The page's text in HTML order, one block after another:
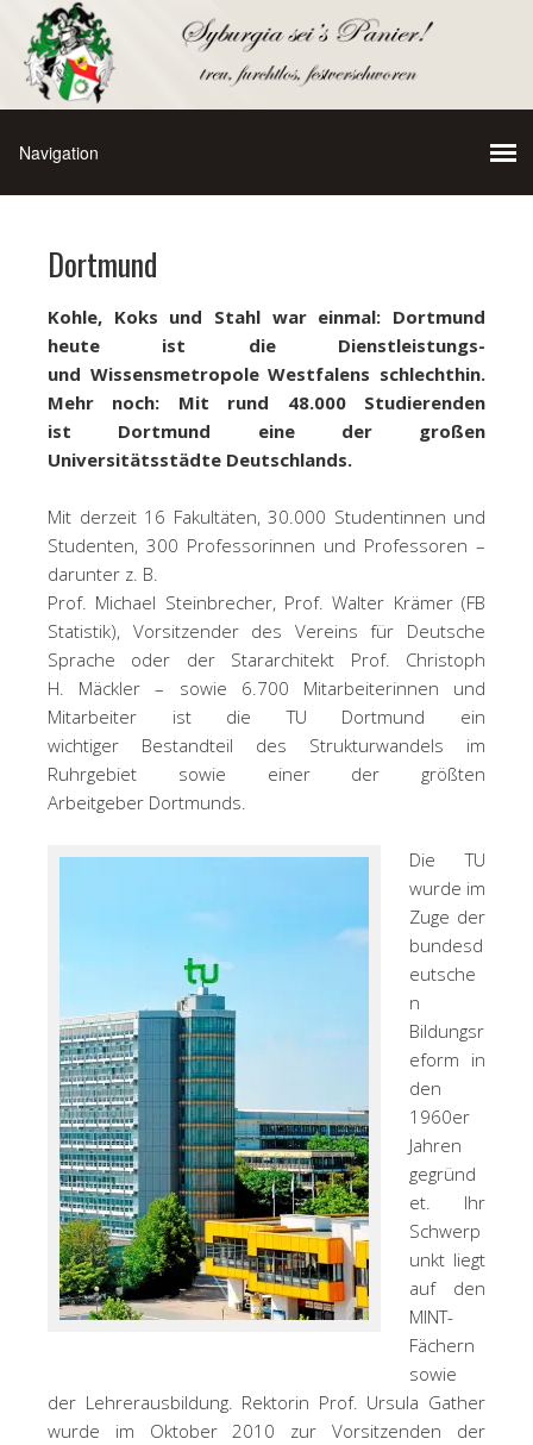
Dortmund
Kohle, Koks und Stahl war einmal: Dortmund
heute ist die Dienstleistungs-
und Wissensmetropole Westfalens schlechthin.
Mehr noch: Mit rund 48.000 Studierenden
ist Dortmund eine der großen
Universitätsstädte Deutschlands.
Mit derzeit 16 Fakultäten, 30.000 Studentinnen und
Studenten, 300 Professorinnen und Professoren –
darunter z. B.
Prof. Michael Steinbrecher, Prof. Walter Krämer (FB
Statistik), Vorsitzender des Vereins für Deutsche
Sprache oder der Stararchitekt Prof. Christoph
H. Mäckler – sowie 6.700 Mitarbeiterinnen und
Mitarbeiter ist die TU Dortmund ein
wichtiger Bestandteil des Strukturwandels im
Ruhrgebiet sowie einer der größten
Arbeitgeber Dortmunds.
Die TU
wurde im
Zuge der
bundesd
eutsche
n
Bildungsr
eform in
den
1960er
Jahren
gegründ
et. Ihr
Schwerp
unkt liegt
auf den
MINT-
Fächern
sowie
der Lehrerausbildung. Rektorin Prof. Ursula Gather
wurde im Oktober 2010 zur Vorsitzenden der